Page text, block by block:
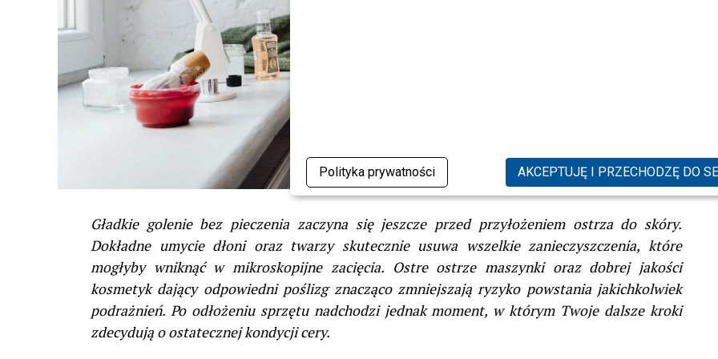
Polityka prywatności AKCEPTUJĘ I PRZECHODZĘ DO
Gładkie golenie bez pieczenia zaczyna się jeszcze przed przyłożeniem ostrza do skóry.
Dokładne umycie dłoni oraz twarzy skutecznie usuwa wszelkie zanieczyszczenia, które
mogłyby wniknąć w mikroskopijne zacięcia. Ostre ostrze maszynki oraz dobrej jakości
kosmetyk dający odpowiedni poślizg znacząco zmniejszają ryzyko powstania jakichkolwiek
podrażnień. Po odłożeniu sprzętu nadchodzi jednak moment, w którym Twoje dalsze kroki
zdecydują o ostatecznej kondycji cery.